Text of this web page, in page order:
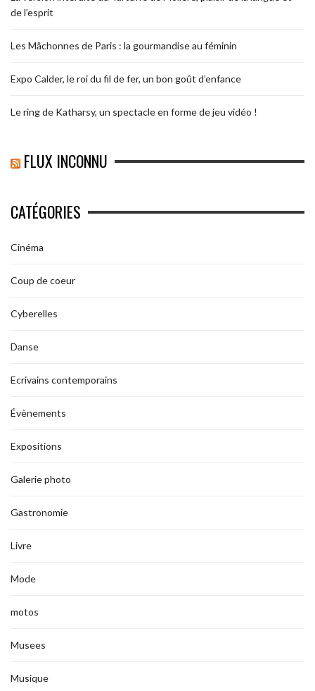
de l’esprit
Les Mâchonnes de Paris : la gourmandise au féminin
Expo Calder, le roi du fil de fer, un bon goût d’enfance
Le ring de Katharsy, un spectacle en forme de jeu vidéo !
FLUX INCONNU
CATÉGORIES
Cinéma
Coup de coeur
Cyberelles
Danse
Ecrivains contemporains
Évènements
Expositions
Galerie photo
Gastronomie
Livre
Mode
motos
Musees
Musique